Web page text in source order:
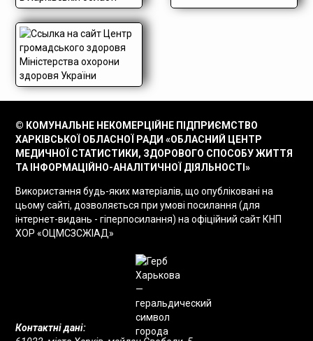
© КОМУНАЛЬНЕ НЕКОМЕРЦІЙНЕ ПІДПРИЄМСТВО
ХАРКІВСЬКОЇ ОБЛАСНОЇ РАДИ «ОБЛАСНИЙ ЦЕНТР
МЕДИЧНОЇ СТАТИСТИКИ, ЗДОРОВОГО СПОСОБУ ЖИТТЯ
ТА ІНФОРМАЦІЙНО-АНАЛІТИЧНОЇ ДІЯЛЬНОСТІ»
Використання будь-яких матеріалів, що опубліковані на
цьому сайті, дозволяється при умові посилання (для
інтернет-видань - гіперпосилання) на офіційний сайт КНП
ХОР «ОЦМСЗСЖІАД»
Контактні дані: